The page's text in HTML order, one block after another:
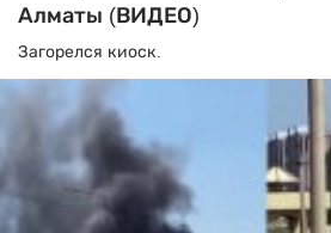
Алматы (ВИДЕО)
Загорелся киоск.